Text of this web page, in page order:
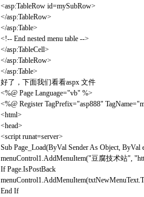
<asp:TableRow id=mySubRow>
</asp:TableRow>
</asp:Table>
<!-- End nested menu table -->
</asp:TableCell>
</asp:TableRow>
</asp:Table>
好了，下面我们看看aspx 文件
<%@ Page Language="vb" %>
<%@ Register TagPrefix="asp888"
<html>
<head>
<script runat=server>
Sub Page_Load(ByVal Sender As Object, ByVal
menuControl1.AddMenuItem("豆腐技术站",
If Page.IsPostBack
End If